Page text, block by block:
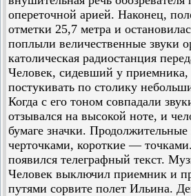
опереточной арией. Наконец,
отметки 25,7 метра и
поплыли величественные звуки
католическая радиостанция
Человек, сидевший у приемника,
постукивать по столику
Когда с его тоном совпадали
отзывался на высокой ноте, и
бумаге значки. Продолжительные
черточками, короткие —
появился телеграфный текст.
Человек выключил приемник и
путями сорвите полет Ильина.